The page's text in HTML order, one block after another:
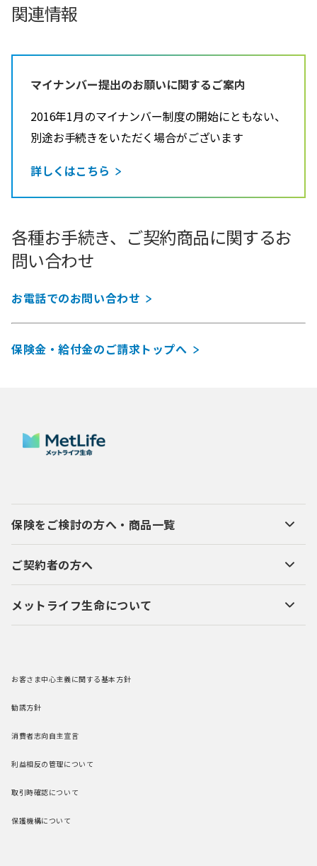
関連情報
マイナンバー提出のお願いに関するご案内
2016年1月のマイナンバー制度の開始にともない、
別途お手続きをいただく場合がございます
詳しくはこちら
各種お手続き、ご契約商品に関するお
問い合わせ
お電話でのお問い合わせ
保険金・給付金のご請求トップへ
保険をご検討の方へ・商品一覧
ご契約者の方へ
メットライフ生命について
お客さま中心主義に関する基本方針
勧誘方針
消費者志向自主宣言
利益相反の管理について
取引時確認について
保護機構について